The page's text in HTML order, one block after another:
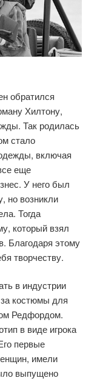
обратился
Хилтону,
Так родилась
стало
включая
еще
У него был
но возникли
Тогда
который взял
Благодаря этому
творчеству.
в индустрии
костюмы для
Редфордом.
в виде игрока
первые
имели
выпущено